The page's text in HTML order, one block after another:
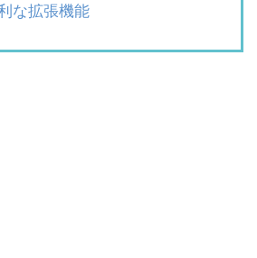
な拡張機能